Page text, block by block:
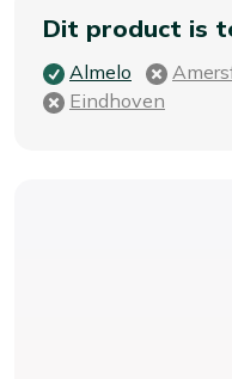
Dit product is
Almelo
Eindhoven